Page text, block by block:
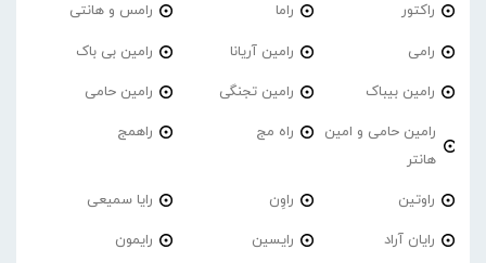
راکتور راما رامس و هانتی
رامی رامین آریانا رامین بی باک
رامین بیباک رامین تجنگی رامین حامی
رامین حامی و امین
هانتر
راه مج راهمج
راوتین راوِن رایا سمیعی
رایان آراد رایسین رایمون